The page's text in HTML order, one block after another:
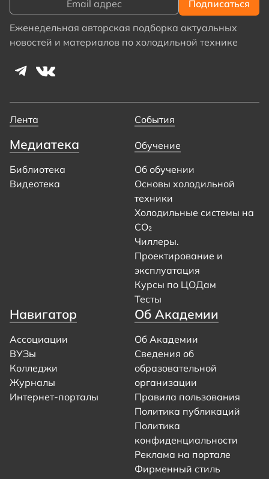
Еженедельная авторская подборка актуальных
новостей и материалов по холодильной технике
Лента События
Медиатека
Библиотека
Видеотека
Обучение
Об обучении
Основы холодильной
техники
Холодильные системы на
CO₂
Чиллеры.
Проектирование и
эксплуатация
Курсы по ЦОДам
Тесты
Навигатор
Ассоциации
ВУЗы
Колледжи
Журналы
Интернет-порталы
Об Академии
Об Академии
Сведения об
образовательной
организации
Правила пользования
Политика публикаций
Политика
конфиденциальности
Реклама на портале
Фирменный стиль